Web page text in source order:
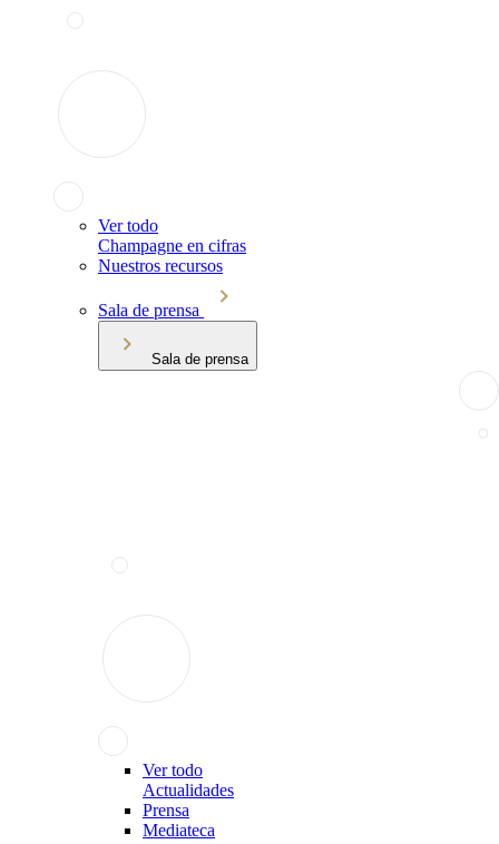
Ver todo
Champagne en cifras
Nuestros recursos
Sala de prensa
Sala de prensa
Ver todo
Actualidades
Prensa
Mediateca